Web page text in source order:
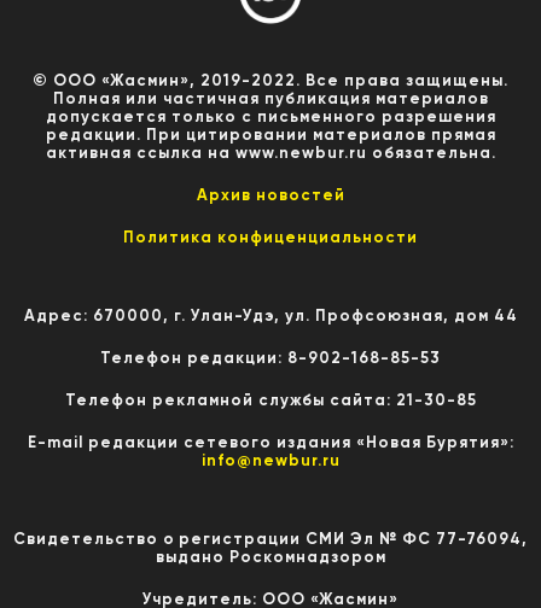
© ООО «Жасмин», 2019-2022. Все права защищены.
Полная или частичная публикация материалов
допускается только с письменного разрешения
редакции. При цитировании материалов прямая
активная ссылка на www.newbur.ru обязательна.
Архив новостей
Политика конфиценциальности
Адрес: 670000, г. Улан-Удэ, ул. Профсоюзная, дом 44
Телефон редакции: 8-902-168-85-53
Телефон рекламной службы сайта: 21-30-85
E-mail редакции сетевого издания «Новая Бурятия»:
info@newbur.ru
Свидетельство о регистрации СМИ Эл № ФС 77-76094,
выдано Роскомнадзором
Учредитель: ООО «Жасмин»